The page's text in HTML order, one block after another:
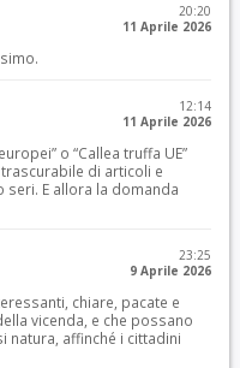
20:20
11 Aprile 2026
12:14
11 Aprile 2026
o “Callea truffa UE”
di articoli e
E allora la domanda
23:25
9 Aprile 2026
chiare, pacate e
vicenda, e che possano
natura, affinché i cittadini